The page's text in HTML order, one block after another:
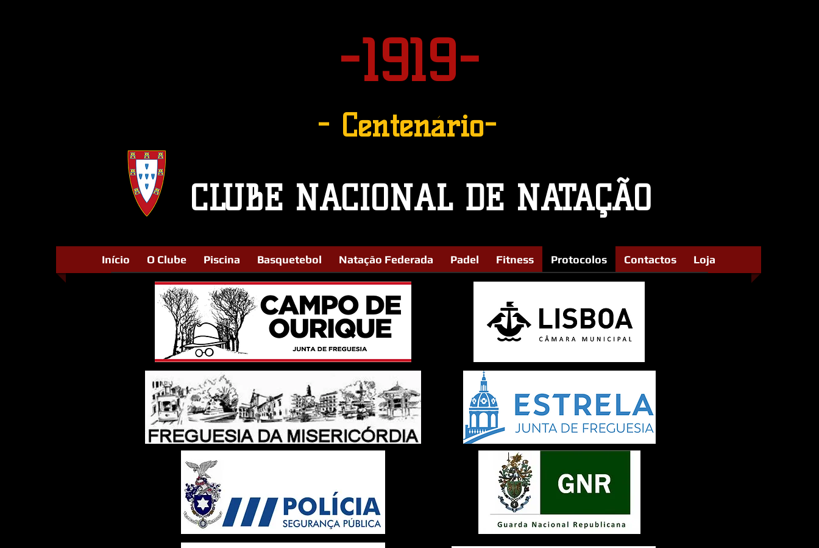
-1919-
- Centenário-
CLUBE NACIONAL DE NATAÇÃO
Início O Clube Piscina Basquetebol Natação Federada Padel Fitness Protocolos Contactos Loja